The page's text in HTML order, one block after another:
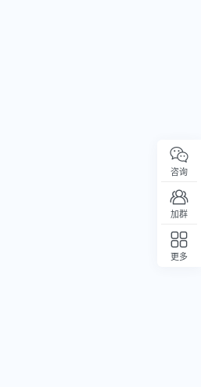
咨询
加群
更多